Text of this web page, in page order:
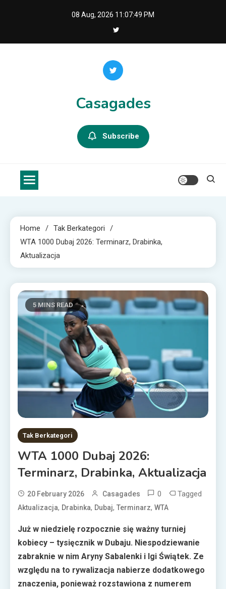
08 Aug, 2026 11:07:50 PM
Casagades
Subscribe
Home
Tak Berkategori
WTA 1000 Dubaj 2026: Terminarz, Drabinka,
Aktualizacja
5 MINS READ
Tak Berkategori
WTA 1000 Dubaj 2026:
Terminarz, Drabinka, Aktualizacja
20 February 2026 Casagades 0 Tagged
Aktualizacja, Drabinka, Dubaj, Terminarz, WTA
Już w niedzielę rozpocznie się ważny turniej
kobiecy – tysięcznik w Dubaju. Niespodziewanie
zabraknie w nim Aryny Sabalenki i Igi Świątek. Ze
względu na to rywalizacja nabierze dodatkowego
znaczenia, ponieważ rozstawiona z numerem